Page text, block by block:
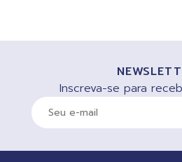
Inscreva-se para